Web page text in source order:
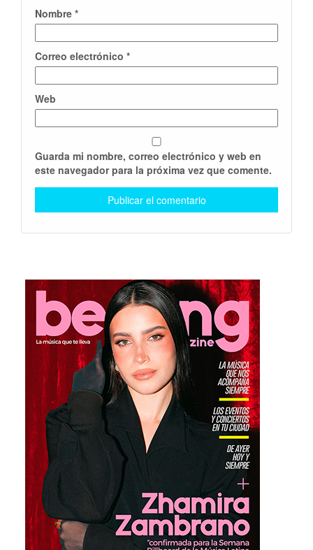
Nombre *
Correo electrónico *
Web
Guarda mi nombre, correo electrónico y web en
este navegador para la próxima vez que comente.